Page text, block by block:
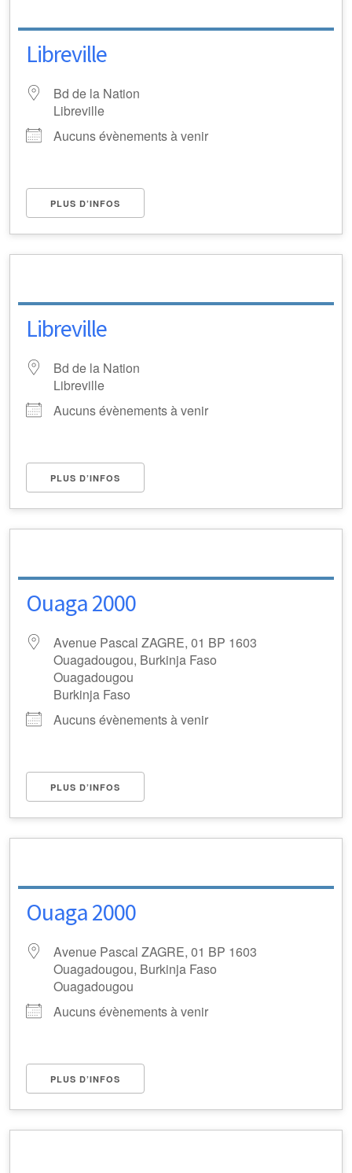
Libreville
Bd de la Nation
Libreville
Aucuns évènements à venir
PLUS D’INFOS
Libreville
Bd de la Nation
Libreville
Aucuns évènements à venir
PLUS D’INFOS
Ouaga 2000
Avenue Pascal ZAGRE, 01 BP 1603
Ouagadougou, Burkinja Faso
Ouagadougou
Burkinja Faso
Aucuns évènements à venir
PLUS D’INFOS
Ouaga 2000
Avenue Pascal ZAGRE, 01 BP 1603
Ouagadougou, Burkinja Faso
Ouagadougou
Aucuns évènements à venir
PLUS D’INFOS